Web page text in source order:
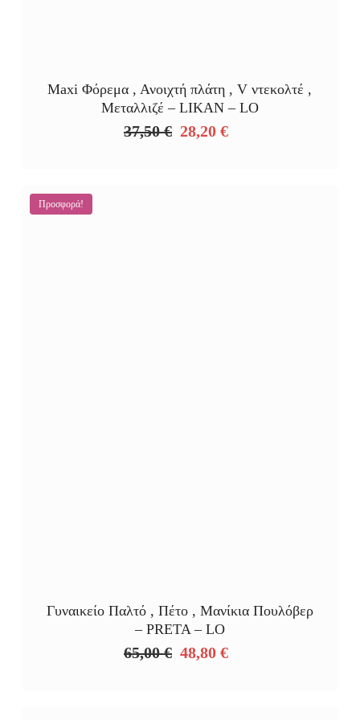
Maxi Φόρεμα , Ανοιχτή πλάτη , V ντεκολτέ ,
Μεταλλιζέ – LIKAN – LO
37,50€ Original
28,20 €
Η
Προσφορά!
Γυναικείο Παλτό , Πέτο , Μανίκια Πουλόβερ
– PRETA – LO
65,00€ Original
48,80 €
Η